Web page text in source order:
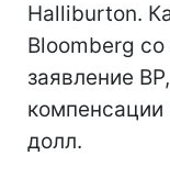
Halliburton.
Bloomberg
заявление
долл.